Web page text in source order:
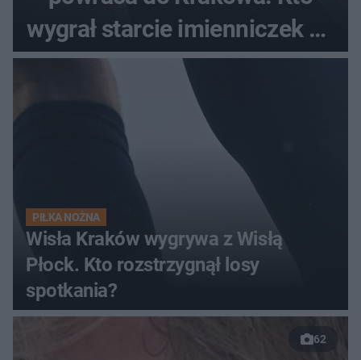
wygrał starcie imienniczek na
pełnym stadionie
PIŁKA NOŻNA
Wisła Kraków wygrywa z Wisłą
Płock. Kto rozstrzygnął losy
spotkania?
62